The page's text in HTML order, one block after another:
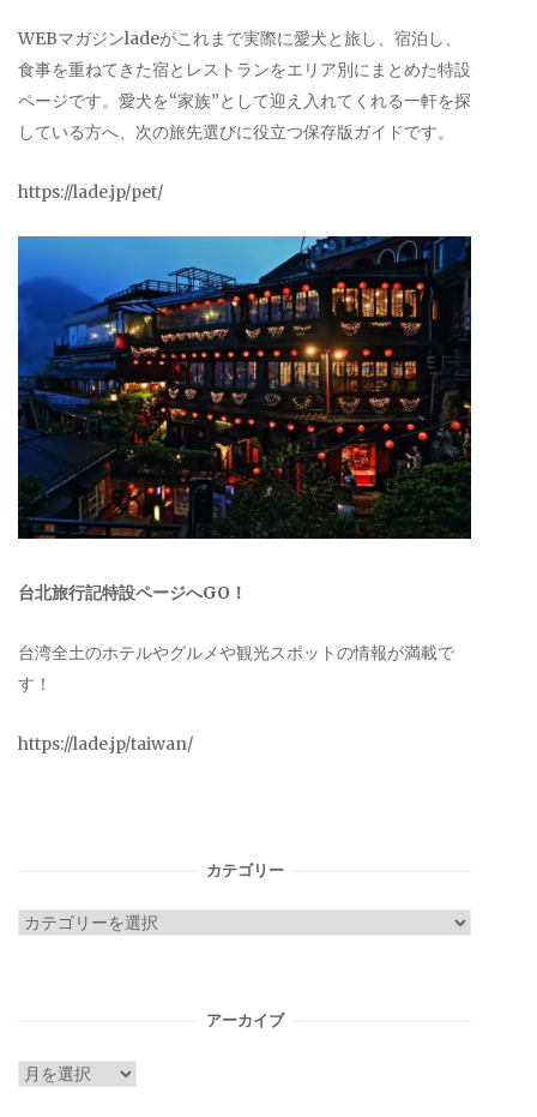
WEBマガジンladeがこれまで実際に愛犬と旅し、宿泊し、
食事を重ねてきた宿とレストランをエリア別にまとめた特設
ページです。愛犬を“家族”として迎え入れてくれる一軒を探
している方へ、次の旅先選びに役立つ保存版ガイドです。
https://lade.jp/pet/
台北旅行記特設ページへGO！
台湾全土のホテルやグルメや観光スポットの情報が満載で
す！
https://lade.jp/taiwan/
カテゴリー
カ
アーカイブ
ア